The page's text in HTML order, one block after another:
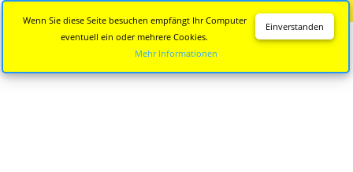
Einverstanden
Wenn Sie diese Seite besuchen empfängt Ihr Computer
eventuell ein oder mehrere Cookies.
Mehr Informationen